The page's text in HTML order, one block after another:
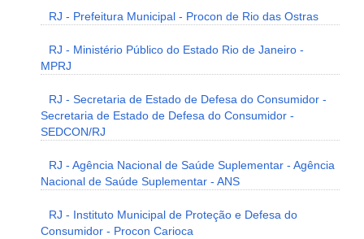
RJ - Prefeitura Municipal - Procon de Rio das Ostras
RJ - Ministério Público do Estado Rio de Janeiro -
MPRJ
RJ - Secretaria de Estado de Defesa do Consumidor -
Secretaria de Estado de Defesa do Consumidor -
SEDCON/RJ
RJ - Agência Nacional de Saúde Suplementar - Agência
Nacional de Saúde Suplementar - ANS
RJ - Instituto Municipal de Proteção e Defesa do
Consumidor - Procon Carioca